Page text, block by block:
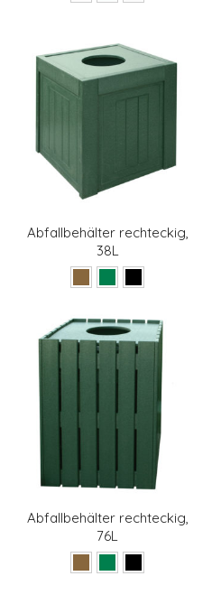
Abfallbehälter rechteckig,
38L
Abfallbehälter rechteckig,
76L